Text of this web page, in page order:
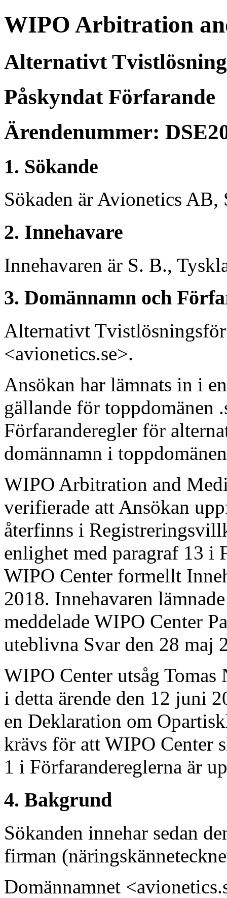
WIPO Arbitration
Alternativt
Påskyndat Förfarande
Ärendenummer:
1. Sökande
Sökaden är Avionetics AB,
2. Innehavare
Innehavaren är S. B.,
3. Domännamn och
Alternativt
<avionetics.se>.
Ansökan har lämnats in i
gällande för toppdomänen
Förfaranderegler för
domännamn i
WIPO Arbitration and
verifierade att Ansökan
återfinns i
enlighet med paragraf 13 i
WIPO Center formellt
2018. Innehavaren
meddelade WIPO Center
uteblivna Svar den 28 maj
WIPO Center utsåg Tomas
i detta ärende den 12 juni
en Deklaration om
krävs för att WIPO Center
1 i Förfarandereglerna är
4. Bakgrund
Sökanden innehar sedan
firman
Domännamnet